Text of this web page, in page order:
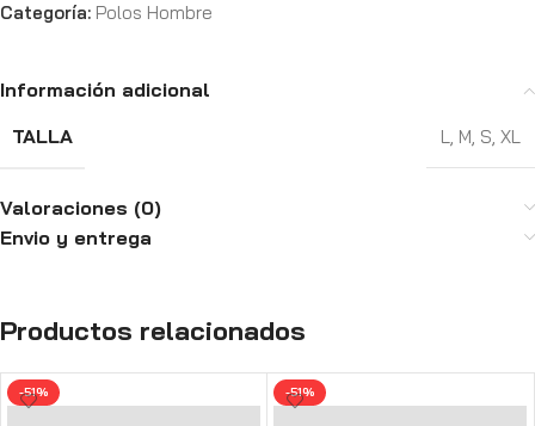
Categoría: Polos Hombre
Información adicional
TALLA
L, M, S, XL
Valoraciones (0)
Envio y entrega
Productos relacionados
-51% -51%